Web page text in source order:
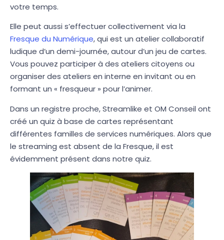
votre temps.
Elle peut aussi s’effectuer collectivement via la
Fresque du Numérique, qui est un atelier collaboratif
ludique d’un demi-journée, autour d’un jeu de cartes.
Vous pouvez participer à des ateliers citoyens ou
organiser des ateliers en interne en invitant ou en
formant un « fresqueur » pour l’animer.
Dans un registre proche, Streamlike et OM Conseil ont
créé un quiz à base de cartes représentant
différentes familles de services numériques. Alors que
le streaming est absent de la Fresque, il est
évidemment présent dans notre quiz.